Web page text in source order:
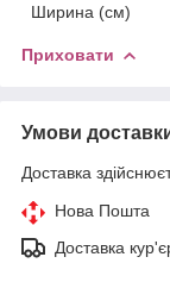
Ширина (см)
Приховати
Умови
Доставка
Нова Пошта
Доставка